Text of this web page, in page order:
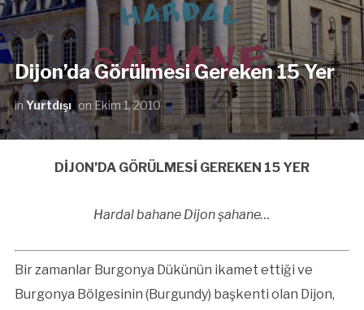
Dijon’da Görülmesi Gereken 15 Yer
inYurtdışı onEkim 1, 2010
DİJON’DA GÖRÜLMESİ GEREKEN 15 YER
Hardal bahane Dijon şahane…
Bir zamanlar Burgonya Dükünün ikamet ettiği ve
Burgonya Bölgesinin (Burgundy) başkenti olan Dijon,